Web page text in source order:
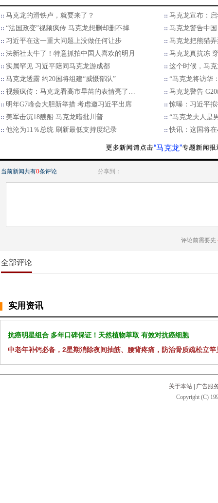
马克龙的滑铁卢，就要来了？
马克龙宣布：
“法国政变”视频疯传 马克龙想删却删不掉
马克龙警告中
习近平在这一重大问题上没做任何让步
马克龙把熊猫
法新社太牛了！特意抓拍中国人喜欢的明月
马克龙真抗冻
实属罕见 习近平陪同马克龙游成都
这个时候，马
马克龙透露 约20国将组建“威慑部队”
“马克龙将访华
视频疯传：马克龙看高市早苗的表情亮了…
马克龙警告
明年G7峰会大胆新举措 考虑邀习近平出席
惊曝：习近平
美军击沉18艘船 马克龙暗批川普
“马克龙夫人是
他沦为11％总统 刷新最低支持度纪录
快讯：这国将
“马克龙”
当前新闻共有0条评论 分享到：
评论前需要先
全部评论
实用资讯
抗癌明星组合 多年口碑保证！天然植物萃取 有效对抗癌细胞
中老年补钙必备，2星期消除夜间抽筋、腰背疼痛，防治骨质疏松立竿
关于本站
广告服
Copyright (C)